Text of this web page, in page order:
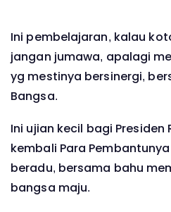
Ini pembelajaran, kalau
jangan jumawa, apalagi
yg mestinya bersinergi,
Bangsa.
Ini ujian kecil bagi Presiden
kembali Para
beradu, bersama bahu
bangsa maju.